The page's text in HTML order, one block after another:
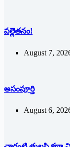
పల్లెతనం!
August 7,
అసంపూర్తి
August 6,